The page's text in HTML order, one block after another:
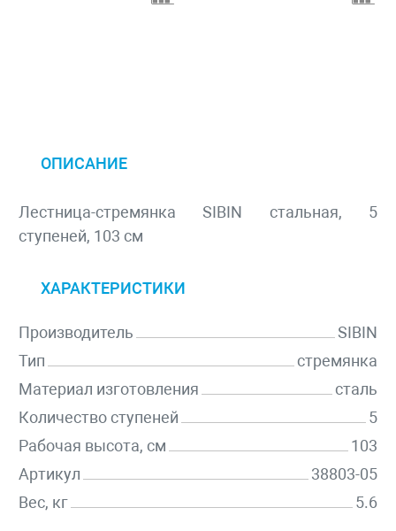
ОПИСАНИЕ
Лестница-стремянка SIBIN стальная, 5
ступеней, 103 см
ХАРАКТЕРИСТИКИ
Производитель
SIBIN
Тип
стремянка
Материал изготовления
сталь
Количество ступеней
5
Рабочая высота, см
103
Артикул
38803-05
Вес, кг
5.6